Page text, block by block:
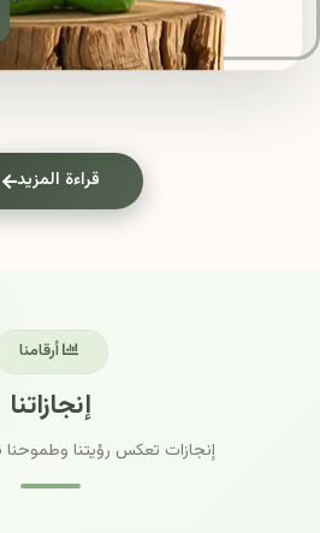
قراءة المزيد
أرقامنا
إنجازاتنا
إنجازات تعكس رؤيتنا